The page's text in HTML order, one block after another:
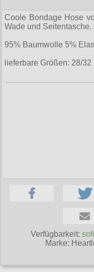
Coole Bondage Hose
Wade und Seitentasche.
95% Baumwolle 5%
lieferbare Größen: 28/
Verfügbarkeit:
Marke: